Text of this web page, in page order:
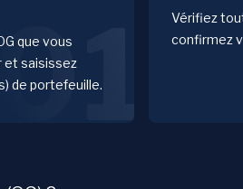
que vous
et saisissez
de portefeuille.
Vérifiez
confirmez